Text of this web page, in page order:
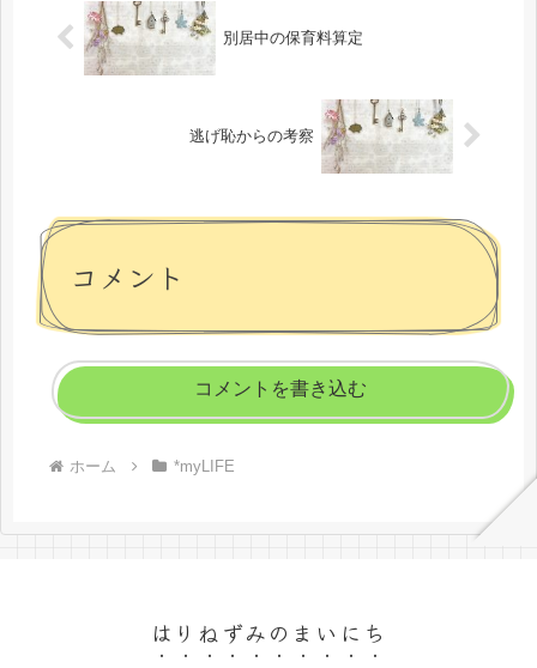
別居中の保育料算定
逃げ恥からの考察
コメント
コメントを書き込む
ホーム *myLIFE
はりねずみのまいにち